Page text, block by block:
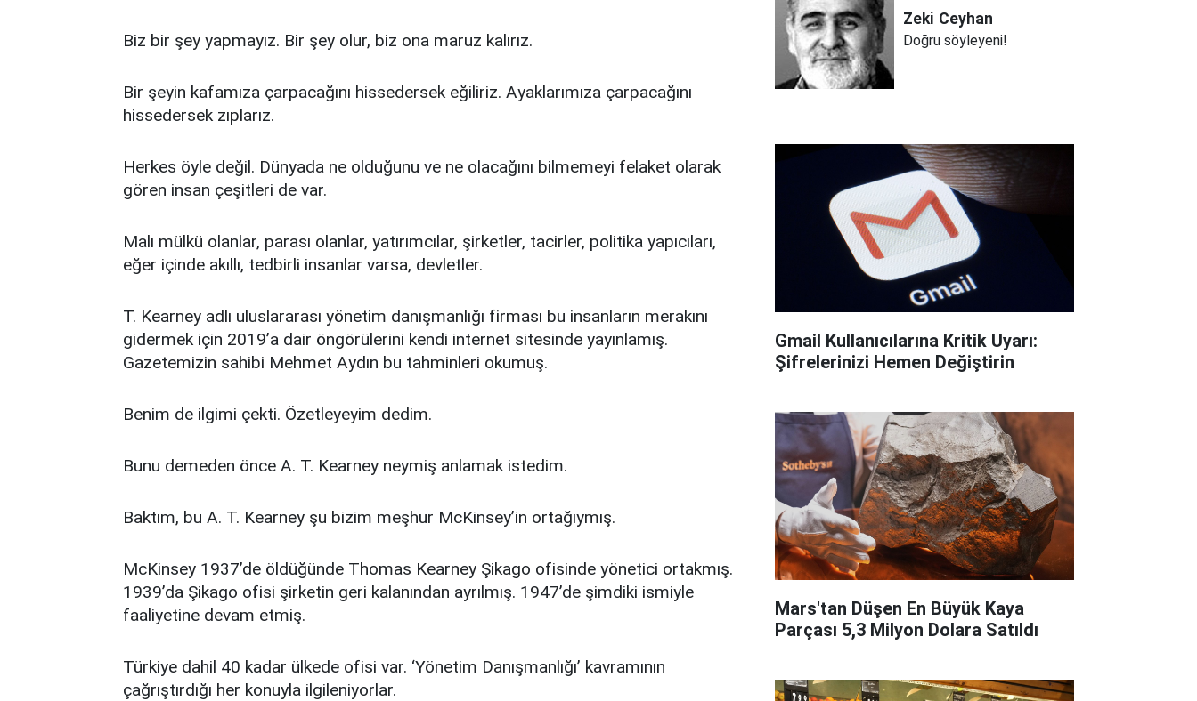
Biz bir şey yapmayız. Bir şey olur, biz ona maruz kalırız.
Bir şeyin kafamıza çarpacağını hissedersek eğiliriz. Ayaklarımıza çarpacağını
hissedersek zıplarız.
Herkes öyle değil. Dünyada ne olduğunu ve ne olacağını bilmemeyi felaket olarak
gören insan çeşitleri de var.
Malı mülkü olanlar, parası olanlar, yatırımcılar, şirketler, tacirler, politika yapıcıları,
eğer içinde akıllı, tedbirli insanlar varsa, devletler.
T. Kearney adlı uluslararası yönetim danışmanlığı firması bu insanların merakını
gidermek için 2019’a dair öngörülerini kendi internet sitesinde yayınlamış.
Gazetemizin sahibi Mehmet Aydın bu tahminleri okumuş.
Benim de ilgimi çekti. Özetleyeyim dedim.
Bunu demeden önce A. T. Kearney neymiş anlamak istedim.
Baktım, bu A. T. Kearney şu bizim meşhur McKinsey’in ortağıymış.
McKinsey 1937’de öldüğünde Thomas Kearney Şikago ofisinde yönetici ortakmış.
1939’da Şikago ofisi şirketin geri kalanından ayrılmış. 1947’de şimdiki ismiyle
faaliyetine devam etmiş.
Türkiye dahil 40 kadar ülkede ofisi var. ‘Yönetim Danışmanlığı’ kavramının
çağrıştırdığı her konuyla ilgileniyorlar.
Zeki Ceyhan
Doğru söyleyeni!
Gmail Kullanıcılarına Kritik Uyarı:
Şifrelerinizi Hemen Değiştirin
Mars'tan Düşen En Büyük Kaya
Parçası 5,3 Milyon Dolara Satıldı